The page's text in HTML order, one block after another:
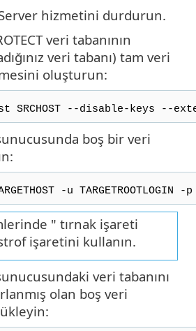
Server hizmetini durdurun.
veri tabanının
veri tabanı) tam veri
oluşturun:
SRCHOST --disable-keys --
boş bir veri
-u TARGETROOTLOGIN
" tırnak işareti
işaretini kullanın.
veri tabanını
olan boş veri